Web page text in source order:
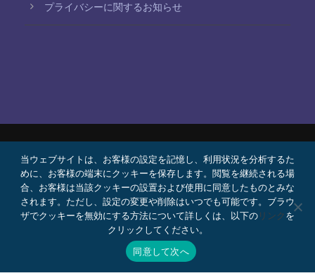
プライバシーに関するお知らせ
© 2026 Bello, Gallardo, Bonequi y García,
S.C.
コンテンツは自動翻訳されています。言語によって
正確さが異なる場合があります。
プロボノ
採用情報 Webメール
当ウェブサイトは、お客様の設定を記憶し、利用状況を分析するた
めに、お客様の端末にクッキーを保存します。閲覧を継続される場
合、お客様は当該クッキーの設置および使用に同意したものとみな
されます。ただし、設定の変更や削除はいつでも可能です。ブラウ
ザでクッキーを無効にする方法について詳しくは、以下のリンクを
クリックしてください。
同意して次へ